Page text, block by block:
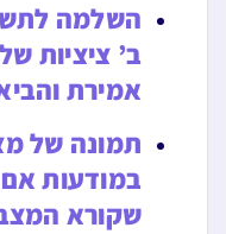
השלמה
ב’ ציציות
אמירת
תמונה של
במודעות
שקורא